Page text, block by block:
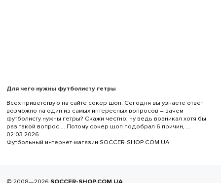
Для чего нужны футболисту гетры
Всех приветствую на сайте сокер шоп. Сегодня вы узнаете ответ
возможно на один из самых интересных вопросов – зачем
футболисту нужны гетры? Скажи честно, ну ведь возникал хотя бы
раз такой вопрос…. Потому сокер шоп подобрал 6 причин, ...
02.03.2026
Футбольный интернет-магазин SOCCER-SHOP.COM.UA
© 2008—2026 SOCCER-SHOP.COM.UA